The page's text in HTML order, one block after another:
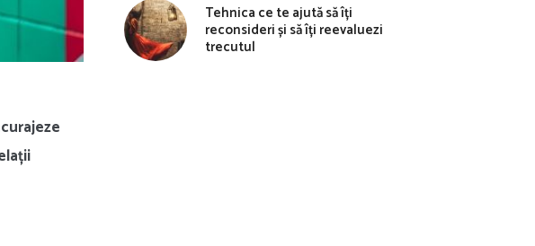
Tehnica ce te ajută să îți
reconsideri și să îți reevaluezi
trecutul